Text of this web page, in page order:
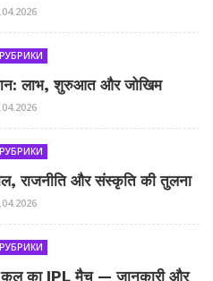
लाभ, शुरुआत और जोखिम
और संस्कृति की तुलना
का IPL मैच — जानकारी और